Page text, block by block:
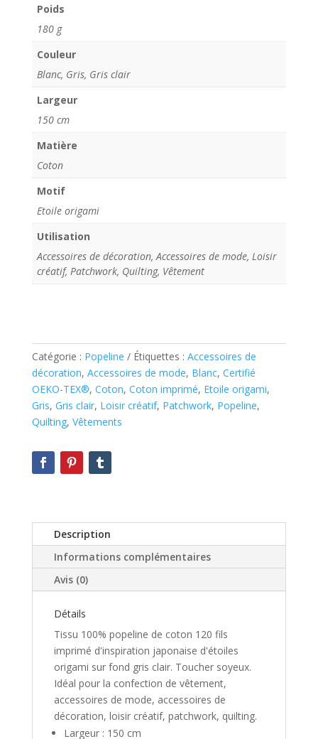
Poids
180 g
Couleur
Blanc, Gris, Gris clair
Largeur
150 cm
Matière
Coton
Motif
Etoile origami
Utilisation
Accessoires de décoration, Accessoires de mode, Loisir
créatif, Patchwork, Quilting, Vêtement
Catégorie : Popeline Étiquettes : Accessoires de
décoration, Accessoires de mode, Blanc, Certifié
OEKO-TEX®, Coton, Coton imprimé, Etoile origami,
Gris, Gris clair, Loisir créatif, Patchwork, Popeline,
Quilting, Vêtements
Description
Informations complémentaires
Avis (0)
Détails
Tissu 100% popeline de coton 120 fils
imprimé d'inspiration japonaise d'étoiles
origami sur fond gris clair. Toucher soyeux.
Idéal pour la confection de vêtement,
accessoires de mode, accessoires de
décoration, loisir créatif, patchwork, quilting.
Largeur : 150 cm